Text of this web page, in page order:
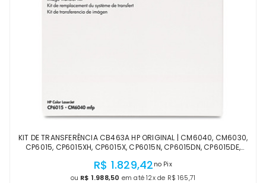
KIT DE TRANSFERÊNCIA CB463A HP ORIGINAL | CM6040, CM6030,
CP6015, CP6015XH, CP6015X, CP6015N, CP6015DN, CP6015DE,
R$ 1.829,42 no Pix
ou R$ 1.988,50 em até 12x de R$ 165,71